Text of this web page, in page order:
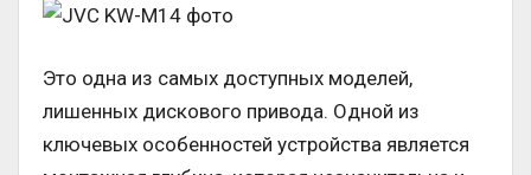
Это одна из самых доступных моделей,
лишенных дискового привода. Одной из
ключевых особенностей устройства является